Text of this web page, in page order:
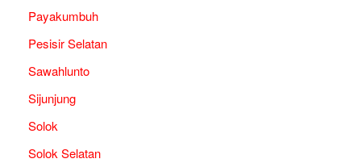
Payakumbuh
Pesisir Selatan
Sawahlunto
Sijunjung
Solok
Solok Selatan